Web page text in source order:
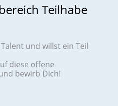
Teilhabe
und willst ein Teil
diese offene
bewirb Dich!